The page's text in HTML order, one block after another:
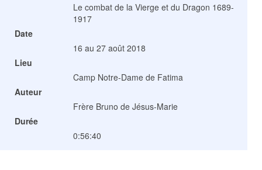
Le combat de la Vierge et du Dragon 1689-
1917
Date
16 au 27 août 2018
Lieu
Camp Notre-Dame de Fatima
Auteur
Frère Bruno de Jésus-Marie
Durée
0:56:40